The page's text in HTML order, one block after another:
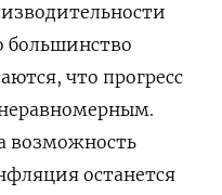
большинство
что прогресс
возможность
останется